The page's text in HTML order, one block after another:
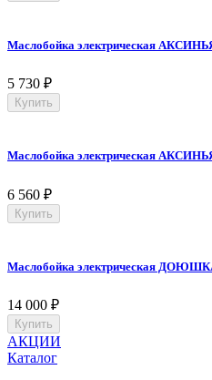
Маслобойка электрическая
5 730 ₽
Купить
Маслобойка электрическая
6 560 ₽
Купить
Маслобойка электрическая
14 000 ₽
Купить
АКЦИИ
Каталог